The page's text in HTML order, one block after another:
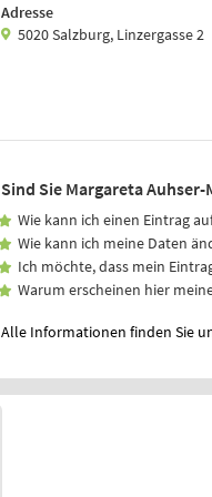
Adresse
5020 Salzburg, Linzergasse 2
Sind Sie Margareta Auhser-
Wie kann ich einen Eintrag
Wie kann ich meine Daten
Ich möchte, dass mein
Warum erscheinen hier
Alle Informationen finden Sie